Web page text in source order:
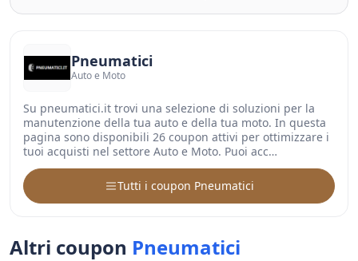
Pneumatici
Auto e Moto
Su pneumatici.it trovi una selezione di soluzioni per la
manutenzione della tua auto e della tua moto. In questa
pagina sono disponibili 26 coupon attivi per ottimizzare i
tuoi acquisti nel settore Auto e Moto. Puoi acc…
Tutti i coupon Pneumatici
Altri coupon Pneumatici